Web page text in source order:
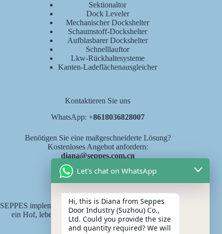
Sektionaltor
Dock Leveler
Mechanischer Dockshelter
Schaumstoff-Dockshelter
Aufblasbarer Dockshelter
Schnelllauftor
Lkw-Rückhaltesysteme
Kanten-Ladeflächenausgleicher
Kontaktieren Sie uns
WhatsApp: +8618036828007
Benötigen Sie eine maßgeschneiderte Lösung?
Kostenloses Angebot anfordern:
diana@seppes.com.cn
SEPPES implementiert den neuen Industriestandard "eine Tür,
ein Hof, lebenslanger Service" als Produktlebensdauer-
Verantwortungssystem.
Let's chat on WhatsApp
Hi, this is Diana from Seppes
Door Industry (Suzhou) Co.,
Ltd. Could you provide the size
and quantity required? We will